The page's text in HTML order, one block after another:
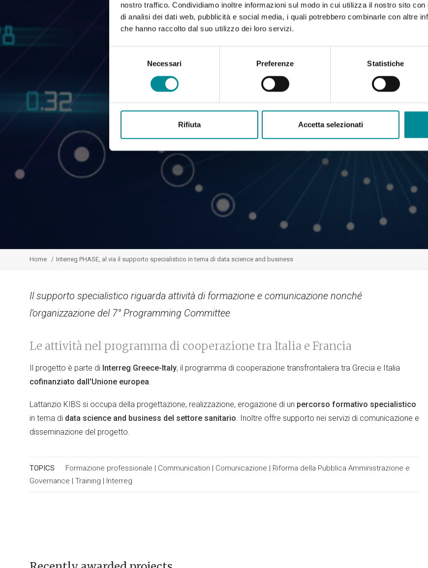
nostro traffico. Condividiamo inoltre informazioni sul modo in cui utilizza il nostro sito
di analisi dei dati web, pubblicità e social media, i quali potrebbero combinarle con altre
che hanno raccolto dal suo utilizzo dei loro servizi.
Necessari Preferenze Statistiche
Rifiuta Accetta selezionati
Home Interreg PHASE, al via il supporto specialistico in tema di data science and business
Il supporto specialistico riguarda attività di formazione e comunicazione nonché
l’organizzazione del 7° Programming Committee
Le attività nel programma di cooperazione tra Italia e Francia
Il progetto è parte di Interreg Greece-Italy, il programma di cooperazione transfrontaliera tra Grecia e Italia
cofinanziato dall'Unione europea.
Lattanzio KIBS si occupa della progettazione, realizzazione, erogazione di un percorso formativo specialistico
in tema di data science and business del settore sanitario. Inoltre offre supporto nei servizi di comunicazione e
disseminazione del progetto.
TOPICS Formazione professionale | Communication | Comunicazione | Riforma della Pubblica Amministrazione e
Governance | Training | Interreg